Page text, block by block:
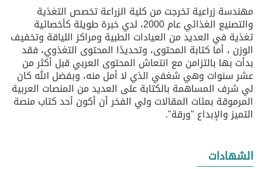
مهندسة زراعية تخرجت من كلية الزراعة تخصص التغذية
والتصنيع الغذائي عام 2000، لدي خبرة طويلة كأخصائية
تغذية في العديد من العيادات الطبية ومراكز اللياقة وتخفيف
الوزن ، أما كتابة المحتوى، وتحديدًا المحتوى التغذوي، فقد
بدأت بها بالتزامن مع انتعاش المحتوى العربي قبل أكثر من
عشر سنوات وهي شغفي الذي لا أمل منه، وبفضل الله كان
لي شرف المساهمة بالكتابة على العديد من المنصات العربية
المرموقة بمئات المقالات ولي الفخر أن أكون أحد كتاب منصة
التميز والإبداع "ورقة".
الشهادات